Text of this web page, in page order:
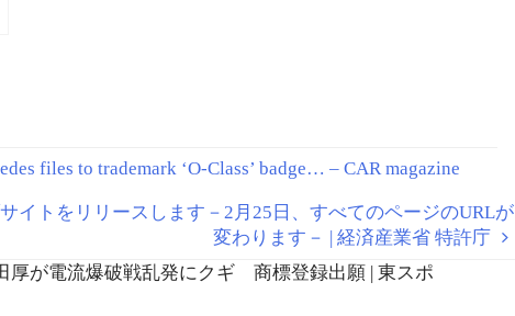
files to trademark ‘O-Class’ badge… – CAR magazine
イトをリリースします－2月25日、すべてのページのURLが
変わります－ | 経済産業省 特許庁
厚が電流爆破戦乱発にクギ 商標登録出願 | 東スポ